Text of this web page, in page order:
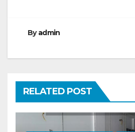
Byadmin
RELATED POST